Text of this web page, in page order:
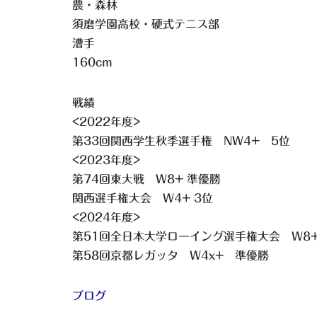
農・森林
須磨学園高校・硬式テニス部
漕手
160cm
戦績
<2022年度>
第33回関西学生秋季選手権 NW4+ 5位
<2023年度>
第74回東大戦 W8+ 準優勝
関西選手権大会 W4+ 3位
<2024年度>
第51回全日本大学ローイング選手権大会
第58回京都レガッタ W4x+ 準優勝
ブログ